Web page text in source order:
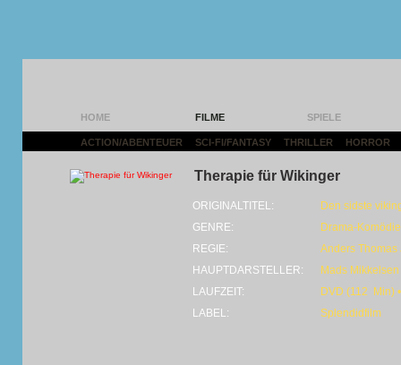
HOME FILME SPIELE
ACTION/ABENTEUER SCI-FI/FANTASY THRILLER HORROR
Therapie für Wikinger
ORIGINALTITEL:
Den sidste
GENRE:
Drama-Komödie
REGIE:
Anders Thomas
HAUPTDARSTELLER:
Mads Mikkelsen
LAUFZEIT:
DVD (112 Min)
LABEL:
Splendidfilm